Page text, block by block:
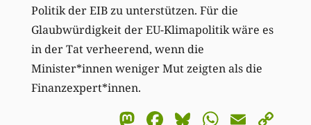
Politik der EIB zu unterstützen. Für die
Glaubwürdigkeit der EU-Klimapolitik wäre es
in der Tat verheerend, wenn die
Minister*innen weniger Mut zeigten als die
Finanzexpert*innen.
Mastodon
Facebook
BlueskyEmail